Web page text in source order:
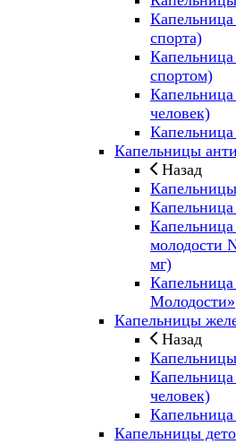
спорта)
спортом)
человек)
Капельницы
Назад
молодости
мг)
Молодости»
Капельницы
Назад
человек)
Капельницы